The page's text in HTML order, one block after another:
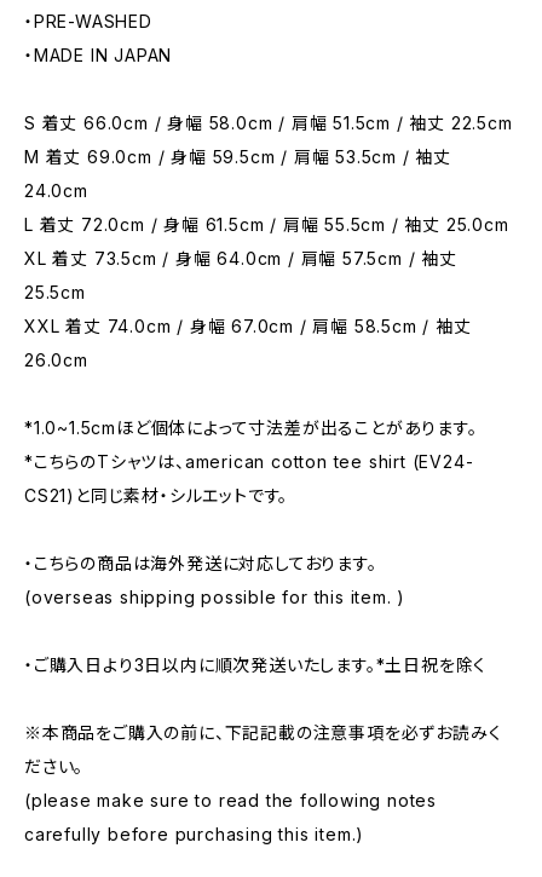
・PRE-WASHED
・MADE IN JAPAN
S 着丈 66.0cm / 身幅 58.0cm / 肩幅 51.5cm / 袖丈 22.5cm
M 着丈 69.0cm / 身幅 59.5cm / 肩幅 53.5cm / 袖丈
24.0cm
L 着丈 72.0cm / 身幅 61.5cm / 肩幅 55.5cm / 袖丈 25.0cm
XL 着丈 73.5cm / 身幅 64.0cm / 肩幅 57.5cm / 袖丈
25.5cm
XXL 着丈 74.0cm / 身幅 67.0cm / 肩幅 58.5cm / 袖丈
26.0cm
*1.0~1.5cmほど個体によって寸法差が出ることがあります。
*こちらのTシャツは、american cotton tee shirt (EV24-
CS21)と同じ素材・シルエットです。
・こちらの商品は海外発送に対応しております。
(overseas shipping possible for this item. )
・ご購入日より3日以内に順次発送いたします。*土日祝を除く
※本商品をご購入の前に、下記記載の注意事項を必ずお読みく
ださい。
(please make sure to read the following notes
carefully before purchasing this item.)